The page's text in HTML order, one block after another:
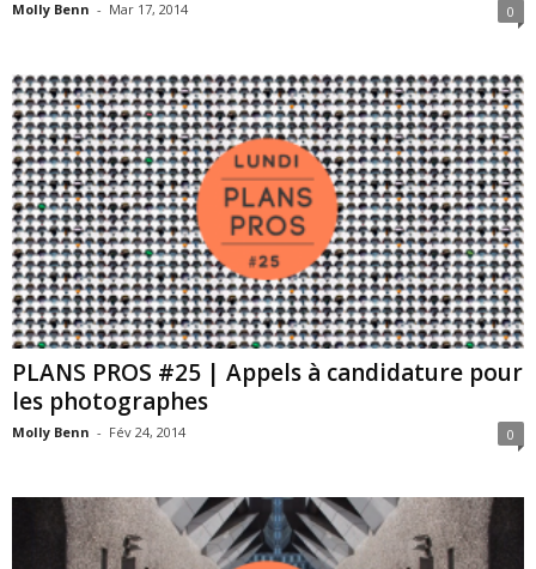
Molly Benn - Mar 17, 2014 0
PLANS PROS #25 | Appels à candidature pour
les photographes
Molly Benn - Fév 24, 2014 0